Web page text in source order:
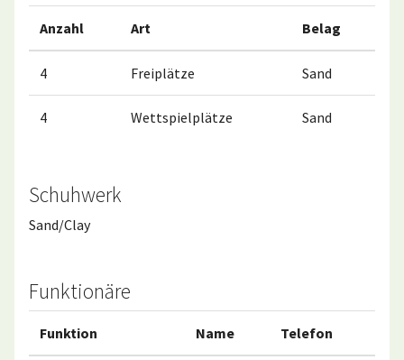
Anzahl Art Belag
4 Freiplätze Sand
4 Wettspielplätze Sand
Schuhwerk
Sand/Clay
Funktionäre
Funktion Name Telefon